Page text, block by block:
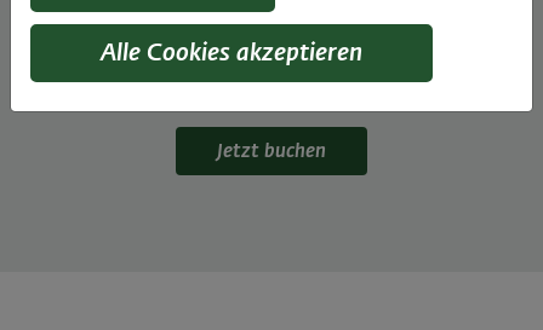
Selber Brot backen ist eine Erfahrung, die jeder Back-
Begeisterte einmal machen sollte. Und danach
Jetzt buchen
Alle Cookies akzeptieren